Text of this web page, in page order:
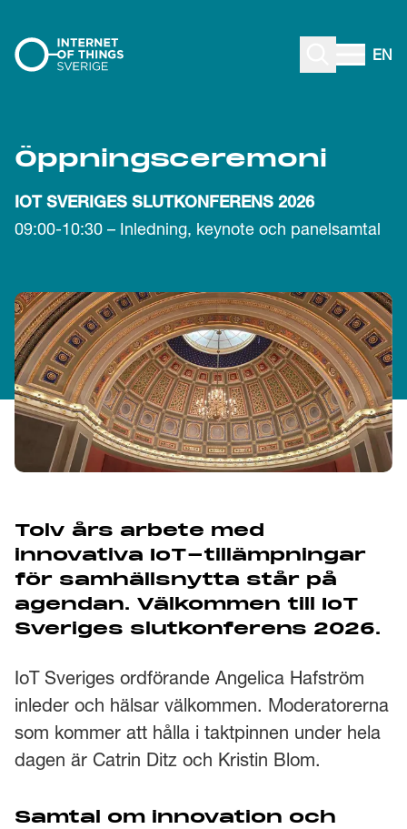
Gå till innehåll
EN
Öppnings­ceremoni
IOT SVERIGES SLUTKONFERENS 2026
09:00-10:30 – Inledning, keynote och panelsamtal
Tolv års arbete med
innovativa IoT-tillämpningar
för samhällsnytta står på
agendan. Välkommen till IoT
Sveriges slutkonferens­ 2026.
IoT Sveriges ordförande Angelica Hafström
inleder och hälsar välkommen. Moderatorerna
som kommer att hålla i taktpinnen under hela
dagen är Catrin Ditz och Kristin Blom.
Samtal om innovation och